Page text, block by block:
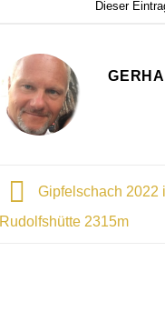
Dieser
Gipfelschach 2022
Rudolfshütte 2315m